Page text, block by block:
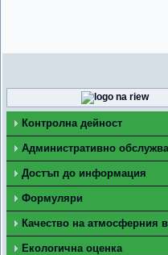
Контролна дейност
Административно
Достъп до информация
Формуляри
Качество на атмосферния
Екологична оценка